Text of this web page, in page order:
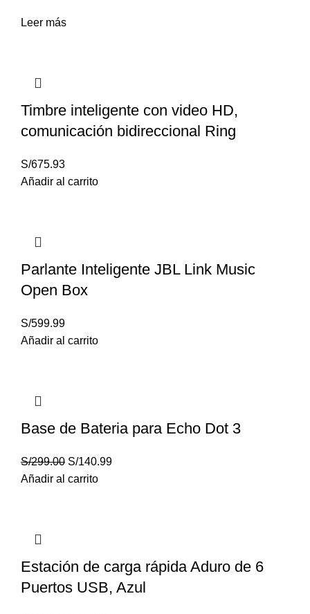
Leer más
Timbre inteligente con video HD,
comunicación bidireccional Ring
S/675.93
Añadir al carrito
Parlante Inteligente JBL Link Music
Open Box
S/599.99
Añadir al carrito
Base de Bateria para Echo Dot 3
S/299.00 S/140.99
Añadir al carrito
Estación de carga rápida Aduro de 6
Puertos USB, Azul